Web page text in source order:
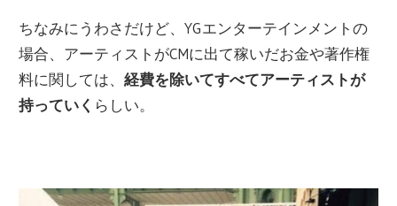
ちなみにうわさだけど、YGエンターテインメントの
場合、アーティストがCMに出て稼いだお金や著作権
料に関しては、経費を除いてすべてアーティストが
持っていく らしい。